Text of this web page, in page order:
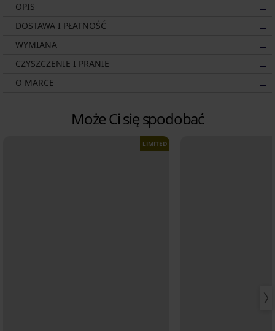
OPIS
DOSTAWA I PŁATNOŚĆ
WYMIANA
CZYSZCZENIE I PRANIE
O MARCE
Może Ci się spodobać
LIMITED